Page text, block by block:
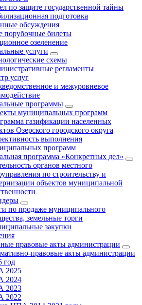
по защите государственной тайны
подготовка
обсуждения
порубочные билеты
озеленение
услуги
схемы
регламенты
услуг
и межуровневое
программы
муниципальных программ
газификации населенных
Озерского городского округа
выполнения
программ
программа «Конкретных дел»
органов местного
по строительству и
объектов муниципальной
по продаже муниципального
земельные торги
закупки
правовые акты администрации
правовые акты администрации
год
2025
2024
2023
2022